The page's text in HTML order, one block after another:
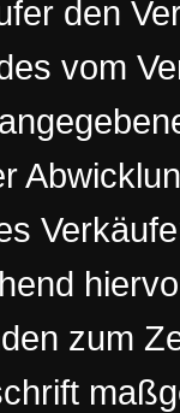
den
vom
zum